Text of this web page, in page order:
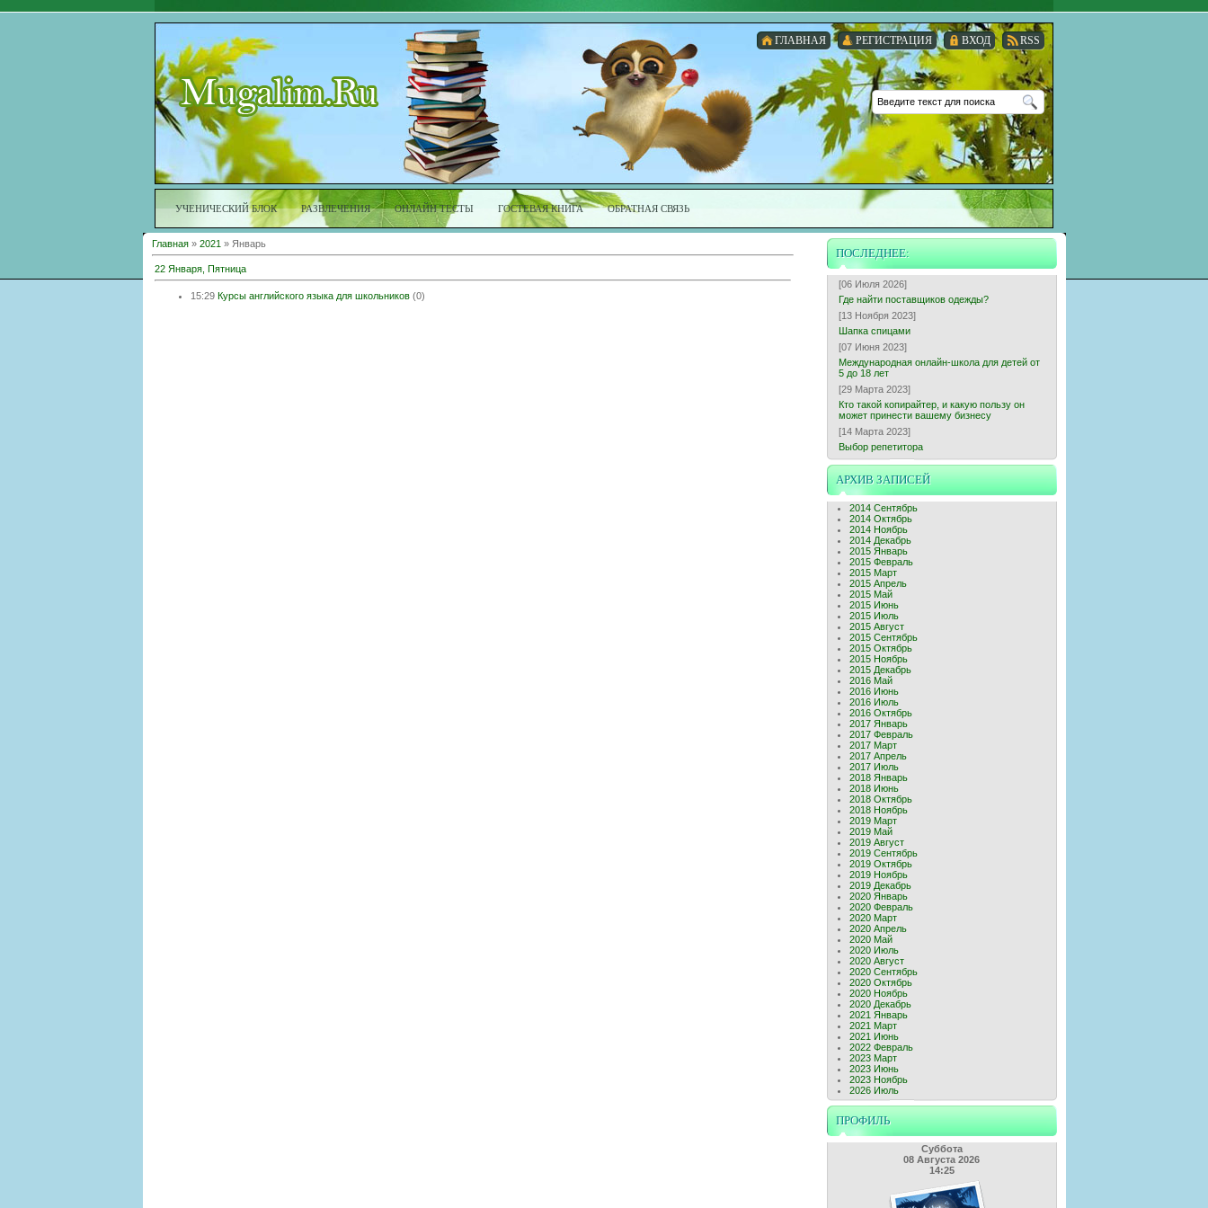
RSS
ВХОД
РЕГИСТРАЦИЯ
ГЛАВНАЯ
УЧЕНИЧЕСКИЙ БЛОК РАЗВЛЕЧЕНИЯ ОНЛАЙН ТЕСТЫ ГОСТЕВАЯ КНИГА ОБРАТНАЯ СВЯЗЬ
Главная» 2021 » Январь
22 Января, Пятница
15:29 Курсы английского языка для школьников (0)
ПОСЛЕДНЕЕ:
[06 Июля 2026]
Где найти поставщиков одежды?
[13 Ноября 2023]
Шапка спицами
[07 Июня 2023]
Международная онлайн-школа для детей от
5 до 18 лет
[29 Марта 2023]
Кто такой копирайтер, и какую пользу он
может принести вашему бизнесу
[14 Марта 2023]
Выбор репетитора
АРХИВ ЗАПИСЕЙ
2014 Сентябрь
2014 Октябрь
2014 Ноябрь
2014 Декабрь
2015 Январь
2015 Февраль
2015 Март
2015 Апрель
2015 Май
2015 Июнь
2015 Июль
2015 Август
2015 Сентябрь
2015 Октябрь
2015 Ноябрь
2015 Декабрь
2016 Май
2016 Июнь
2016 Июль
2016 Октябрь
2017 Январь
2017 Февраль
2017 Март
2017 Апрель
2017 Июль
2018 Январь
2018 Июнь
2018 Октябрь
2018 Ноябрь
2019 Март
2019 Май
2019 Август
2019 Сентябрь
2019 Октябрь
2019 Ноябрь
2019 Декабрь
2020 Январь
2020 Февраль
2020 Март
2020 Апрель
2020 Май
2020 Июль
2020 Август
2020 Сентябрь
2020 Октябрь
2020 Ноябрь
2020 Декабрь
2021 Январь
2021 Март
2021 Июнь
2022 Февраль
2023 Март
2023 Июнь
2023 Ноябрь
2026 Июль
ПРОФИЛЬ
Суббота
08 Августа 2026
14:25